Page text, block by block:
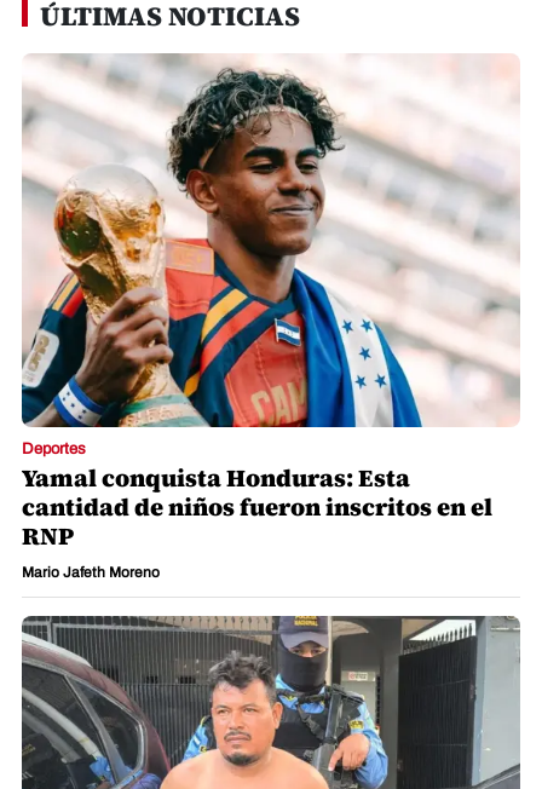
ÚLTIMAS NOTICIAS
Deportes
Yamal conquista Honduras: Esta
cantidad de niños fueron inscritos en el
RNP
Mario Jafeth Moreno